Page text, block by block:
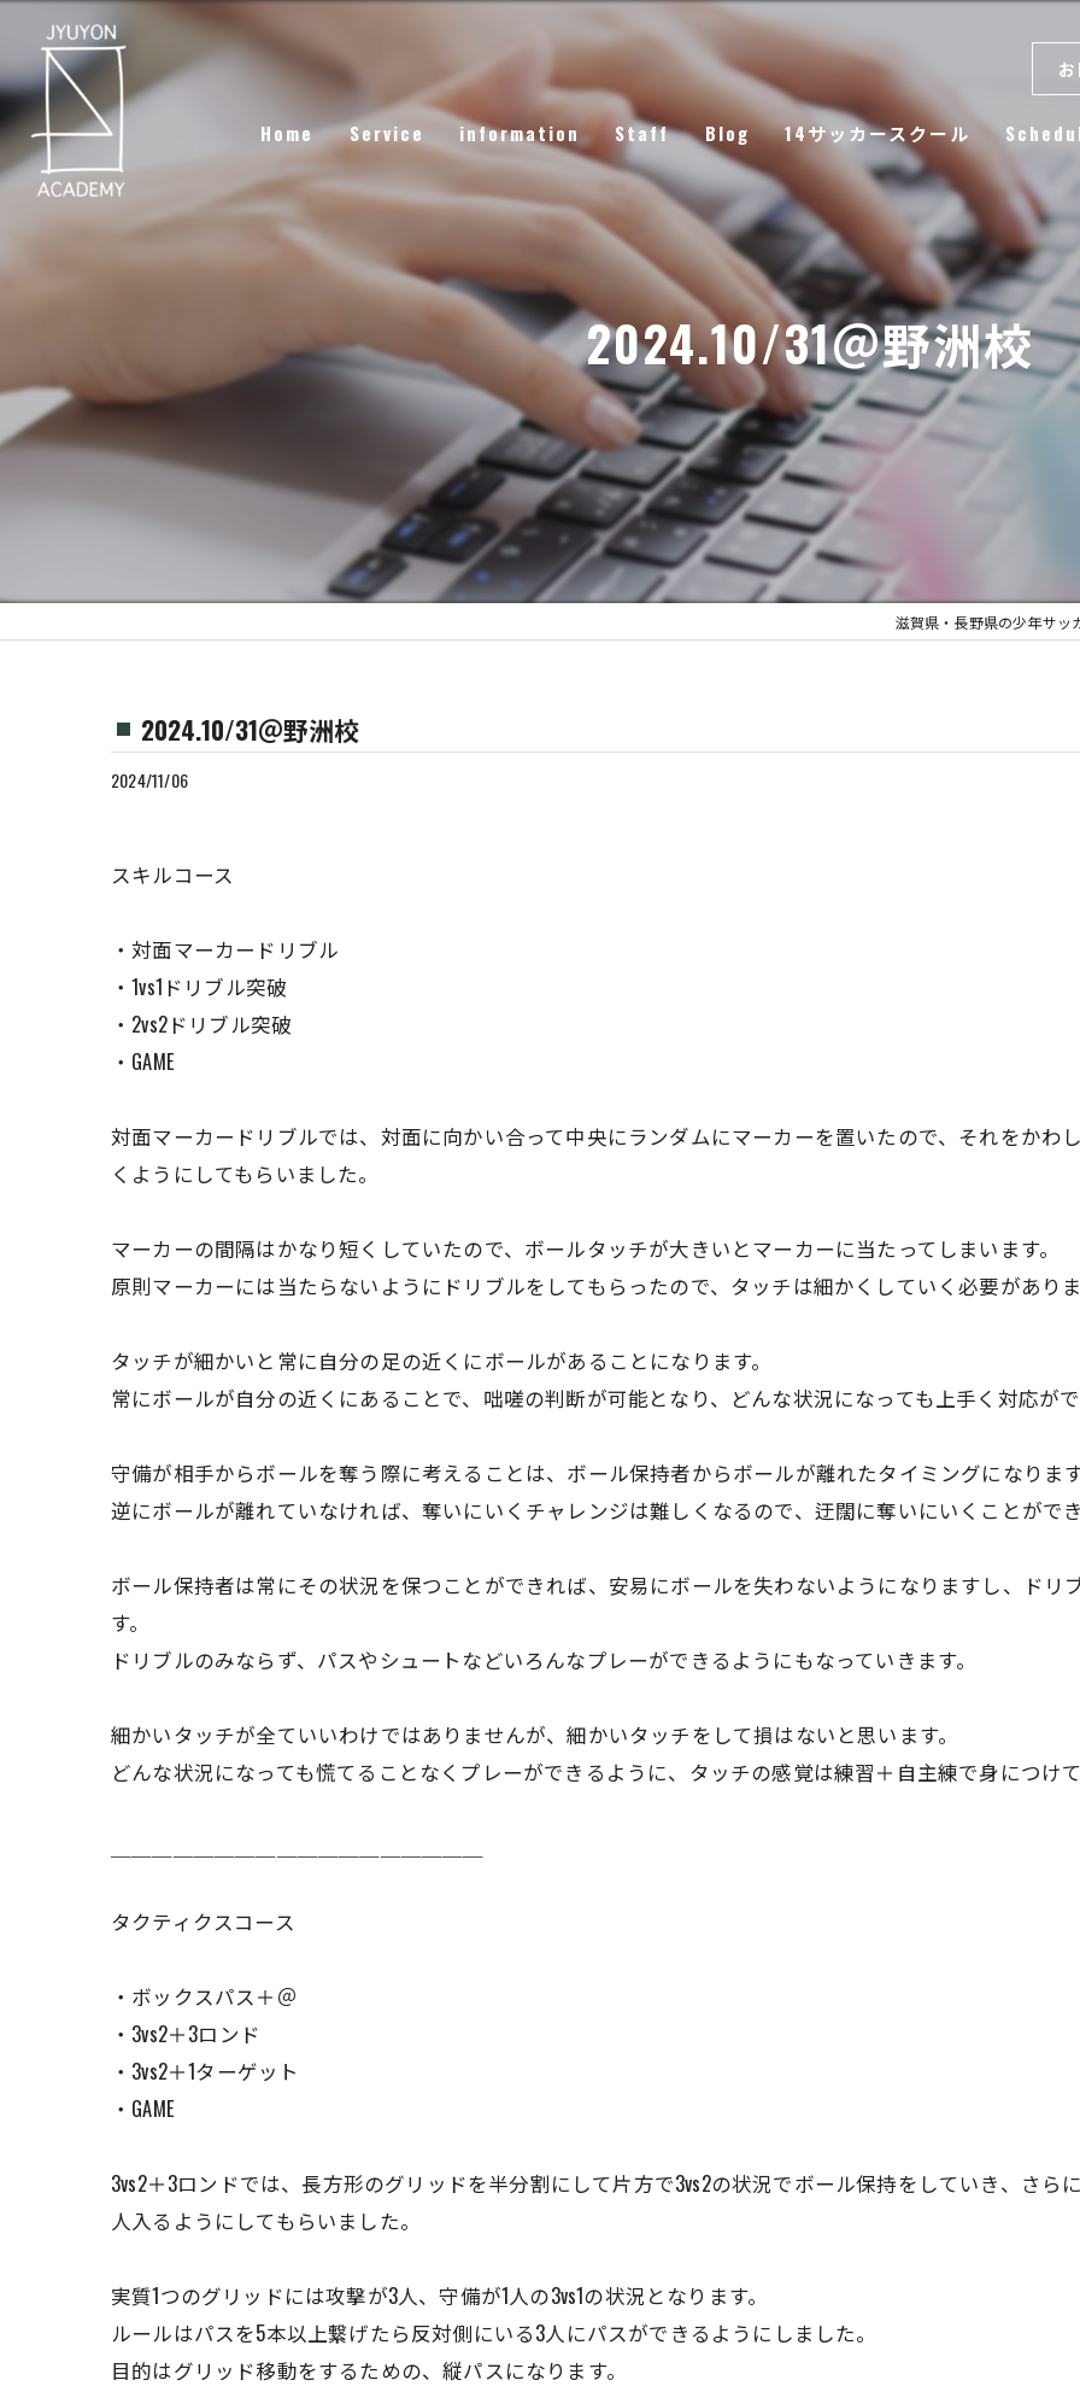
Home Service information Staff Blog
Column
14サッカースクール
2024.10/31＠野洲校
滋賀県・長野県の少年サッ
2024.10/31＠野洲校
2024/11/06
スキルコース
・対面マーカードリブル
・1vs1ドリブル突破
・2vs2ドリブル突破
・GAME
対面マーカードリブルでは、対面に向かい合って中央にランダムにマーカーを置いたので、それをかわ
くようにしてもらいました。
マーカーの間隔はかなり短くしていたので、ボールタッチが大きいとマーカーに当たってしまいます。
原則マーカーには当たらないようにドリブルをしてもらったので、タッチは細かくしていく必要がありま
タッチが細かいと常に自分の足の近くにボールがあることになります。
常にボールが自分の近くにあることで、咄嗟の判断が可能となり、どんな状況になっても上手く対応が
守備が相手からボールを奪う際に考えることは、ボール保持者からボールが離れたタイミングになります
逆にボールが離れていなければ、奪いにいくチャレンジは難しくなるので、迂闊に奪いにいくことができ
ボール保持者は常にその状況を保つことができれば、安易にボールを失わないようになりますし、ドリ
す。
ドリブルのみならず、パスやシュートなどいろんなプレーができるようにもなっていきます。
細かいタッチが全ていいわけではありませんが、細かいタッチをして損はないと思います。
どんな状況になっても慌てることなくプレーができるように、タッチの感覚は練習＋自主練で身につけて
タクティクスコース
・ボックスパス＋＠
・3vs2＋3ロンド
・3vs2＋1ターゲット
・GAME
3vs2＋3ロンドでは、長方形のグリッドを半分割にして片方で3vs2の状況でボール保持をしていき、さら
人入るようにしてもらいました。
実質1つのグリッドには攻撃が3人、守備が1人の3vs1の状況となります。
ルールはパスを5本以上繋げたら反対側にいる3人にパスができるようにしました。
目的はグリッド移動をするための、縦パスになります。